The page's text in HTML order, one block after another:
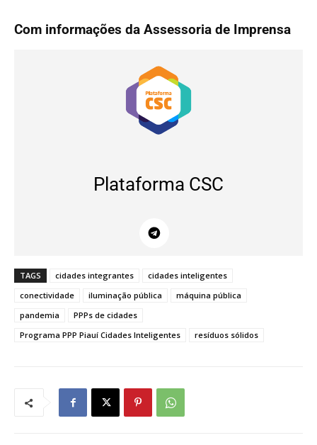
Com informações da Assessoria de Imprensa
Plataforma CSC
TAGS cidades integrantes
cidades inteligentes
conectividade
iluminação pública
máquina pública
pandemia
PPPs de cidades
Programa PPP Piauí Cidades Inteligentes
resíduos sólidos